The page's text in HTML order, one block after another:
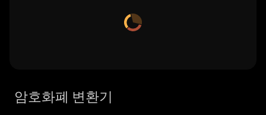
암호화폐 변환기